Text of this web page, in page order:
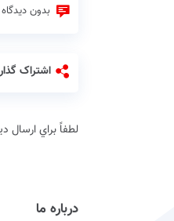
بدون دیدگاه
اشتراک
لطفاً براي ارسال
درباره ما